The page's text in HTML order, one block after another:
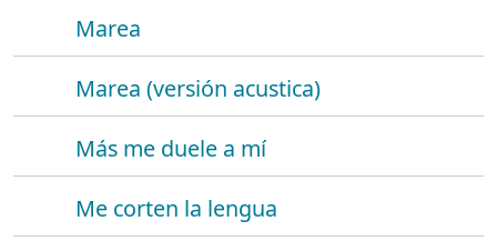
Marea
Marea (versión acustica)
Más me duele a mí
Me corten la lengua